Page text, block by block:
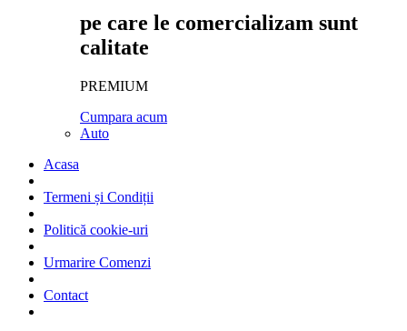
pe care le comercializam sunt
calitate
PREMIUM
Cumpara acum
Auto
Acasa
Termeni și Condiții
Politică cookie-uri
Urmarire Comenzi
Contact